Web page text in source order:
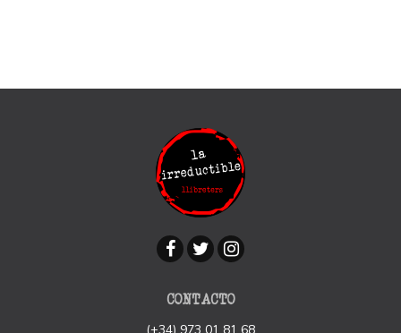
CONTACTO